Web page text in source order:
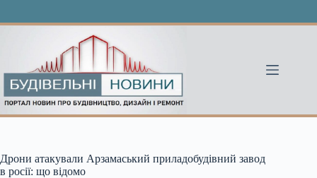
Дрони атакували Арзамаський приладобудівний завод
в росії: що відомо